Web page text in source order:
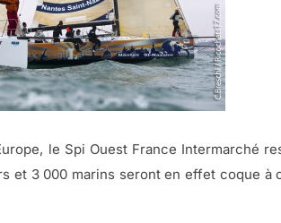
le Spi Ouest France Intermarché
et 3 000 marins seront en effet coque à